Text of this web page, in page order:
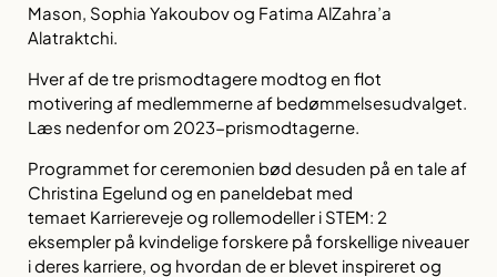
Mason, Sophia Yakoubov og Fatima AlZahra’a
Alatraktchi.
Hver af de tre prismodtagere modtog en flot
motivering af medlemmerne af bedømmelsesudvalget.
Læs nedenfor om 2023-prismodtagerne.
Programmet for ceremonien bød desuden på en tale af
Christina Egelund og en paneldebat med
temaet Karriereveje og rollemodeller i STEM: 2
eksempler på kvindelige forskere på forskellige niveauer
i deres karriere, og hvordan de er blevet inspireret og